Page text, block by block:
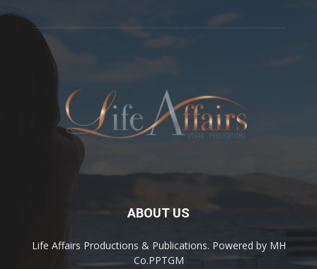
ABOUT US
Life Affairs Productions & Publications. Powered by MH
Co.PPTGM